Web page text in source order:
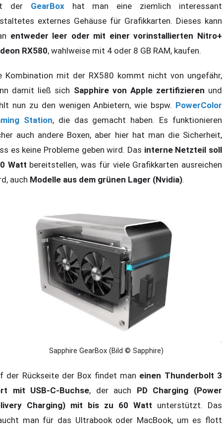
der GearBoxhat man eine ziemlich interessant
externes Gehäuse für Grafikkarten. Dieses kann
entweder leer oder mit einer vorinstallierten Nitro+
RX580, wahlweise mit 4 oder 8 GB RAM, kaufen.
Kombination mit der RX580 kommt nicht von ungefähr,
damit ließ sich Sapphire von Apple zertifizieren und
nun zu den wenigen Anbietern, wie bspw. PowerColor
Station, die das gemacht haben. Es funktionieren
auch andere Boxen, aber hier hat man die Sicherheit,
es keine Probleme geben wird. Das interne Netzteil soll
Watt bereitstellen, was für viele Grafikkarten ausreichen
auch Modelle aus dem grünen Lager (Nvidia).
Sapphire GearBox (Bild © Sapphire)
der Rückseite der Box findet man einen Thunderbolt 3
mit USB-C-Buchse, der auch PD Charging (Power
Charging) mit bis zu 60 Watt unterstützt. Das
man für das Ultrabook oder MacBook, um es flott